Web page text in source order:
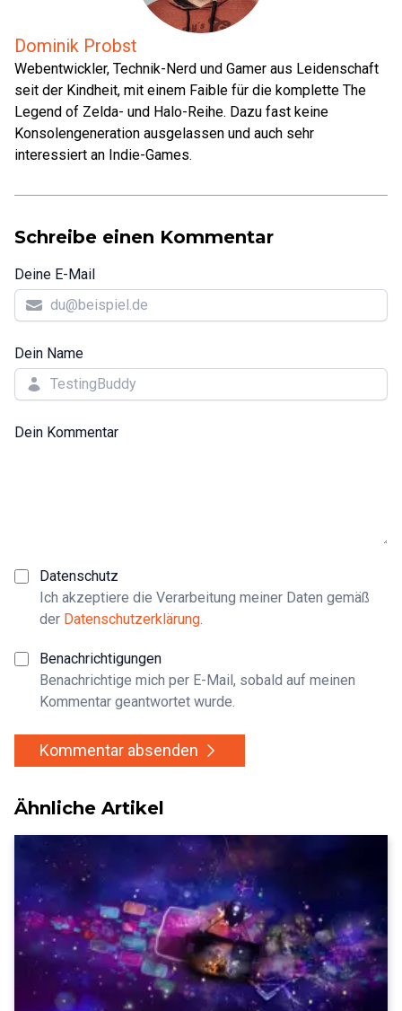
Dominik Probst
Webentwickler, Technik-Nerd und Gamer aus Leidenschaft
seit der Kindheit, mit einem Faible für die komplette The
Legend of Zelda- und Halo-Reihe. Dazu fast keine
Konsolengeneration ausgelassen und auch sehr
interessiert an Indie-Games.
Schreibe einen Kommentar
Deine E-Mail
Dein Name
Dein Kommentar
Datenschutz
Ich akzeptiere die Verarbeitung meiner Daten gemäß
der Datenschutzerklärung.
Benachrichtigungen
Benachrichtige mich per E-Mail, sobald auf meinen
Kommentar geantwortet wurde.
Kommentar absenden
Ähnliche Artikel